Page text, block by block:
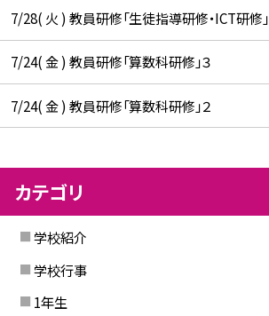
7/28( 火 ) 教員研修「生徒指導研修・ICT研修」
7/24( 金 ) 教員研修「算数科研修」３
7/24( 金 ) 教員研修「算数科研修」２
カテゴリ
学校紹介
学校行事
1年生